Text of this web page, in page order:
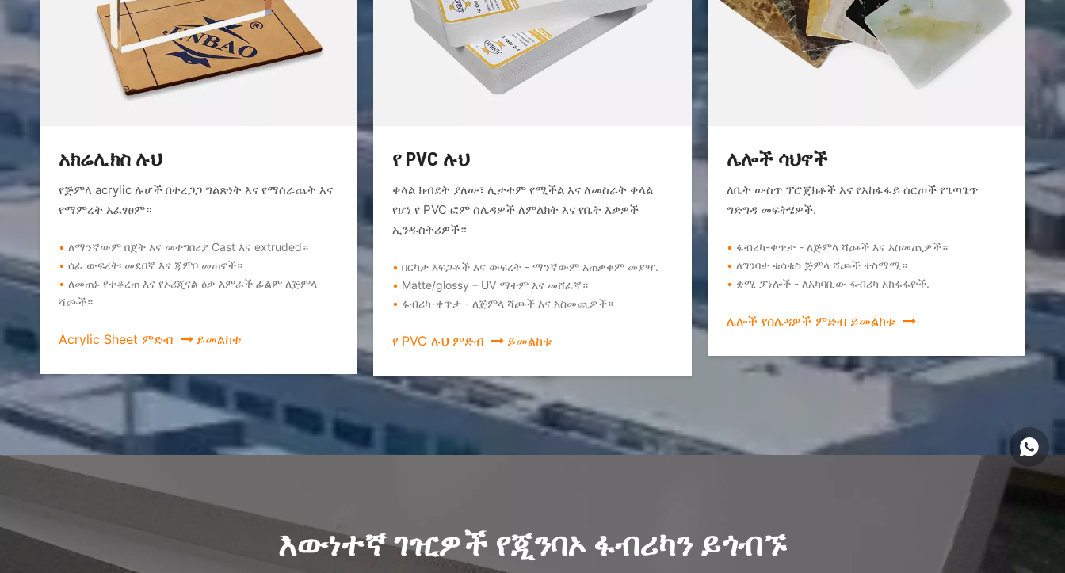
አክሬሊክስ ሉህ
የጅምላ acrylic ሉሆች በተረጋጋ ግልጽነት እና የማሰራጨት እና
የማምረት አፈፃፀም።
• ለማንኛውም በጀት እና መተግበሪያ Cast እና extruded።
• ሰፊ ውፍረት፡ መደበኛ እና ጃምቦ መጠኖች።
• ለመጠኑ የተቆረጠ እና የኦሪጂናል ዕቃ አምራች ፊልም ለጅምላ
ሻጮች።
Acrylic Sheet ምድብ  ይመልከቱ
የ PVC ሉህ
ቀላል ክብደት ያለው፣ ሊታተም የሚችል እና ለመስራት ቀላል
የሆነ የ PVC ፎም ሰሌዳዎች ለምልክት እና የቤት እቃዎች
ኢንዱስትሪዎች።
•በርካታ እፍጋቶች እና ውፍረት - ማንኛውም አጠቃቀም መያዣ.
• Matte/glossy – UV ማተም እና መሸፈኛ።
• ፋብሪካ-ቀጥታ - ለጅምላ ሻጮች እና አስመጪዎች።
የ PVC ሉህ ምድብ ይመልከቱ
ሌሎች ሳህኖች
ለቤት ውስጥ ፕሮጀክቶች እና የአከፋፋይ ሰርጦች የጌጣጌጥ
ግድግዳ መፍትሄዎች.
• ፋብሪካ-ቀጥታ - ለጅምላ ሻጮች እና አስመጪዎች።
• ለግንባታ ቁሳቁስ ጅምላ ሻጮች ተስማሚ።
• ቋሚ ፓነሎች - ለአካባቢው ፋብሪካ አከፋፋዮች.
ሌሎች የሰሌዳዎች ምድብ ይመልከቱ 
እውነተኛ ገዢዎች የጂንባኦ ፋብሪካን ይጎብኙ
ዋትስአፕ